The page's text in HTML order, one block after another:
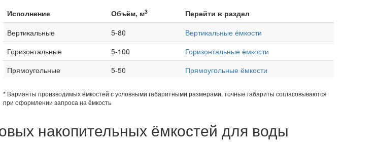
Исполнение
Объём, м3
Перейти в раздел
Вертикальные
5-80
Вертикальные ёмкости
Горизонтальные
5-100
Горизонтальные ёмкости
Прямоугольные
5-50 Прямоугольные ёмкости
* Варианты производимых ёмкостей с условными габаритными размерами, точные габариты согласовываются
при оформлении запроса на ёмкость
накопительных ёмкостей для воды